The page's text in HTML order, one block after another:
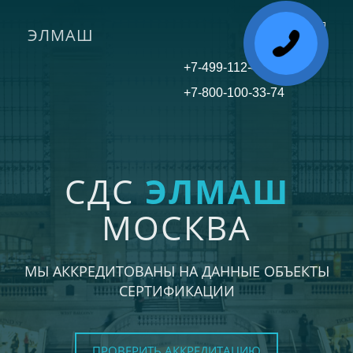
Toggle
ЭЛМАШ
СДС ЭЛМАШ
МОСКВА
МЫ АККРЕДИТОВАНЫ НА ДАННЫЕ ОБЪЕКТЫ
СЕРТИФИКАЦИИ
+7-499-112-45-81
+7-800-100-33-74